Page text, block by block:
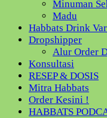
Minuman
Madu
Habbats Drink
Dropshipper
Alur Order
Konsultasi
RESEP & DOSIS
Mitra Habbats
Order Kesini !
HABBATS